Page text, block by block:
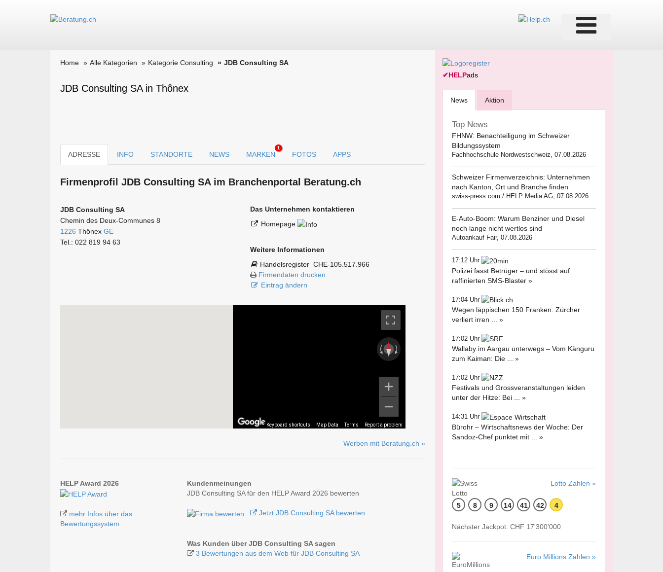
Home Alle Kategorien Kategorie Consulting JDB Consulting SA
JDB Consulting SA in Thônex
ADRESSE INFO STANDORTE NEWS MARKEN
1
FOTOS APPS
Firmen­profil JDB Consulting SA im Branchen­portal Beratung.ch
JDB Consulting SA
Chemin des Deux-Communes 8
1226 Thônex GE
Tel.: 022 819 94 63
Das Unternehmen kontaktieren
Homepage
Weitere Informationen
Handelsregister CHE-105.517.966
Firmendaten drucken
Eintrag ändern
Keyboard shortcuts Map Data Terms Report a problem
Werben mit Beratung.ch »
HELP Award 2026
mehr Infos über das
Bewertungssystem
Kundenmeinungen
JDB Consulting SA für den HELP Award 2026 bewerten
Jetzt JDB Consulting SA bewerten
Was Kunden über JDB Consulting SA sagen
3 Bewertungen aus dem Web für JDB Consulting SA
✔HELPads
News Aktion
Top News
FHNW: Benachteiligung im Schweizer
Bildungssystem
Fachhochschule Nordwestschweiz, 07.08.2026
Schweizer Firmenverzeichnis: Unternehmen
nach Kanton, Ort und Branche finden
swiss-press.com / HELP Media AG, 07.08.2026
E-Auto-Boom: Warum Benziner und Diesel
noch lange nicht wertlos sind
Autoankauf Fair, 07.08.2026
17:12 Uhr
Polizei fasst Betrüger – und stösst auf
raffinierten SMS-Blaster »
17:04 Uhr
Wegen läppischen 150 Franken: Zürcher
verliert irren ... »
17:02 Uhr
Wallaby im Aargau unterwegs – Vom Känguru
zum Kaiman: Die ... »
17:02 Uhr
Festivals und Grossveranstaltungen leiden
unter der Hitze: Bei ... »
14:31 Uhr
Bürohr – Wirtschaftsnews der Woche: Der
Sandoz-Chef punktet mit ... »
Lotto Zahlen »
5 8 9 14 41 42 4
Nächster Jackpot: CHF 17'300'000
Euro Millions Zahlen »